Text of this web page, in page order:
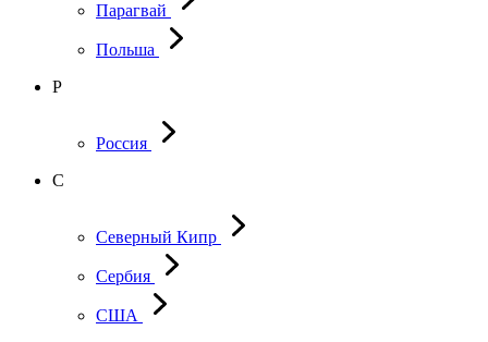
Парагвай
Польша
Р
Россия
С
Северный Кипр
Сербия
США